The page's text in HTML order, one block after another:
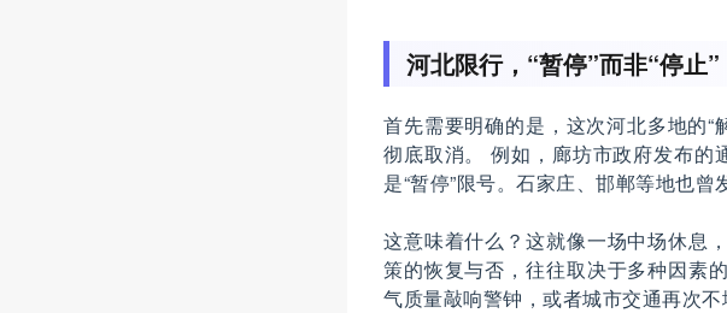
河北限行，“暂停”而非“停止”
首先需要明确的是，这次河北多地的“
彻底取消。 例如，廊坊市政府发布的
是“暂停”限号。石家庄、邯郸等地也曾
这意味着什么？这就像一场中场休息
策的恢复与否，往往取决于多种因素
气质量敲响警钟，或者城市交通再次